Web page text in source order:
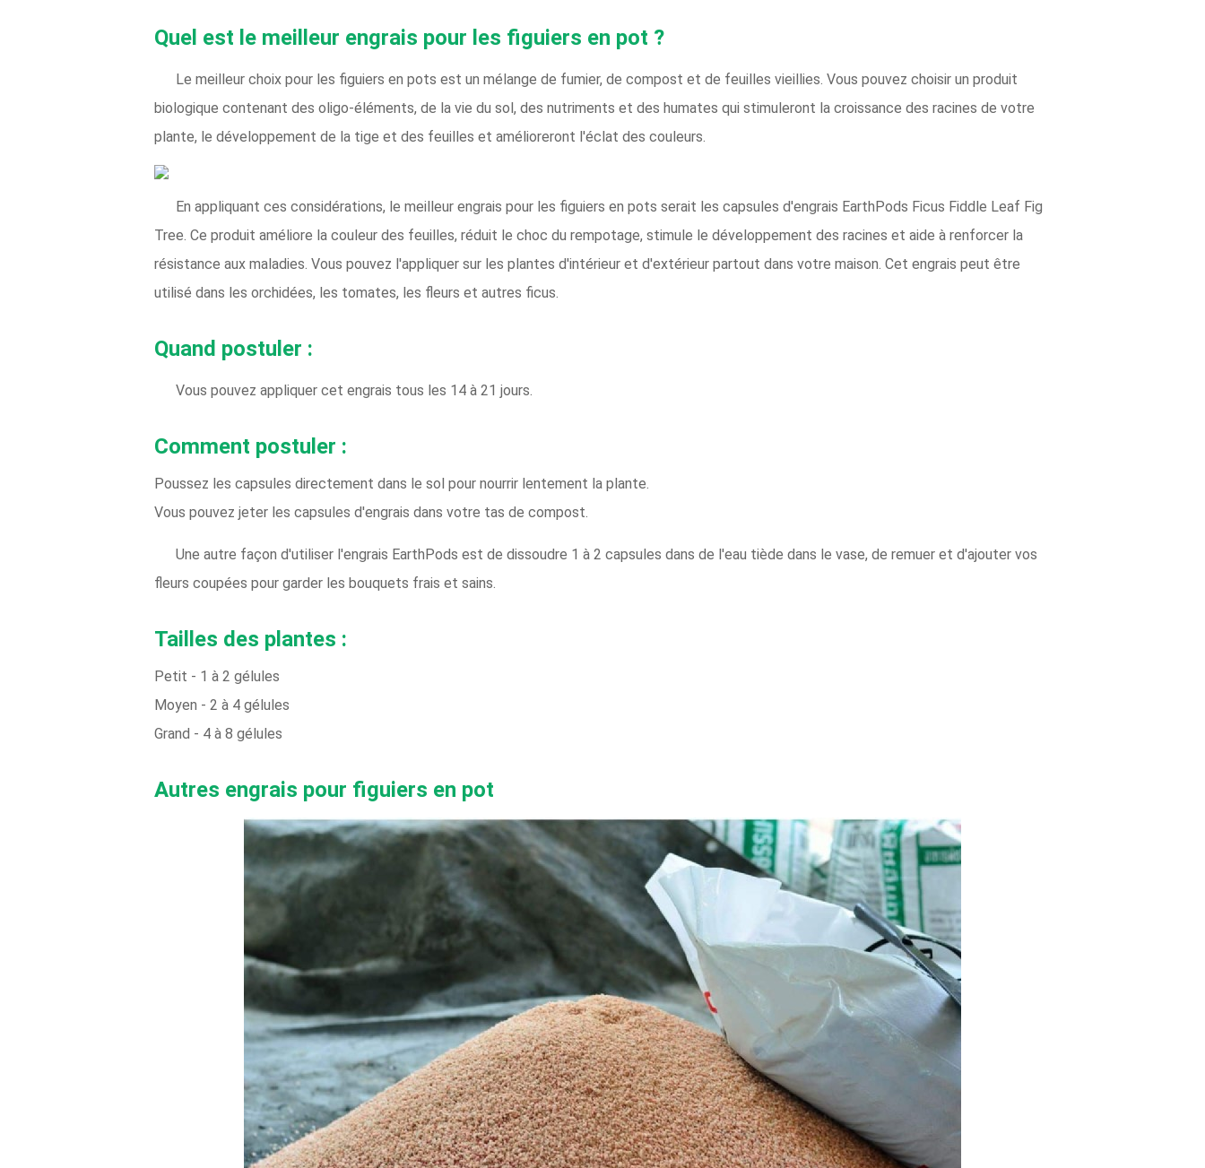
Quel est le meilleur engrais pour les figuiers en pot ?
Le meilleur choix pour les figuiers en pots est un mélange de fumier, de compost et de feuilles vieillies. Vous pouvez choisir un produit
biologique contenant des oligo-éléments, de la vie du sol, des nutriments et des humates qui stimuleront la croissance des racines de votre
plante, le développement de la tige et des feuilles et amélioreront l'éclat des couleurs.
En appliquant ces considérations, le meilleur engrais pour les figuiers en pots serait les capsules d'engrais EarthPods Ficus Fiddle Leaf Fig
Tree. Ce produit améliore la couleur des feuilles, réduit le choc du rempotage, stimule le développement des racines et aide à renforcer la
résistance aux maladies. Vous pouvez l'appliquer sur les plantes d'intérieur et d'extérieur partout dans votre maison. Cet engrais peut être
utilisé dans les orchidées, les tomates, les fleurs et autres ficus.
Quand postuler :
Vous pouvez appliquer cet engrais tous les 14 à 21 jours.
Comment postuler :
Poussez les capsules directement dans le sol pour nourrir lentement la plante.
Vous pouvez jeter les capsules d'engrais dans votre tas de compost.
Une autre façon d'utiliser l'engrais EarthPods est de dissoudre 1 à 2 capsules dans de l'eau tiède dans le vase, de remuer et d'ajouter vos
fleurs coupées pour garder les bouquets frais et sains.
Tailles des plantes :
Petit - 1 à 2 gélules
Moyen - 2 à 4 gélules
Grand - 4 à 8 gélules
Autres engrais pour figuiers en pot